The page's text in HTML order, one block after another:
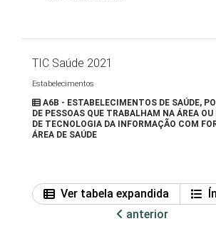
TIC Saúde 2021
Estabelecimentos
A6B - ESTABELECIMENTOS DE SAÚDE,
DE PESSOAS QUE TRABALHAM NA ÁREA
DE TECNOLOGIA DA INFORMAÇÃO COM
ÁREA DE SAÚDE
Ver tabela expandida
anterior